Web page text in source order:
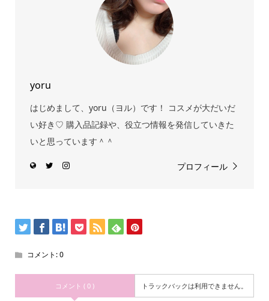
yoru
はじめまして、yoru（ヨル）です！ コスメが大だいだ
い好き♡ 購入品記録や、役立つ情報を発信していきた
いと思っています＾＾
プロフィール
コメント:0
コメント ( 0 ) トラックバックは利用できません。